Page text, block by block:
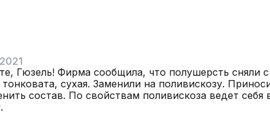
Гюзель! Фирма сообщила, что полушерсть сняли
сухая. Заменили на поливискозу.
состав. По свойствам поливискоза ведет себя